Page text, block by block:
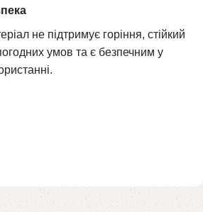
не підтримує горіння, стійкий
умов та є безпечним у